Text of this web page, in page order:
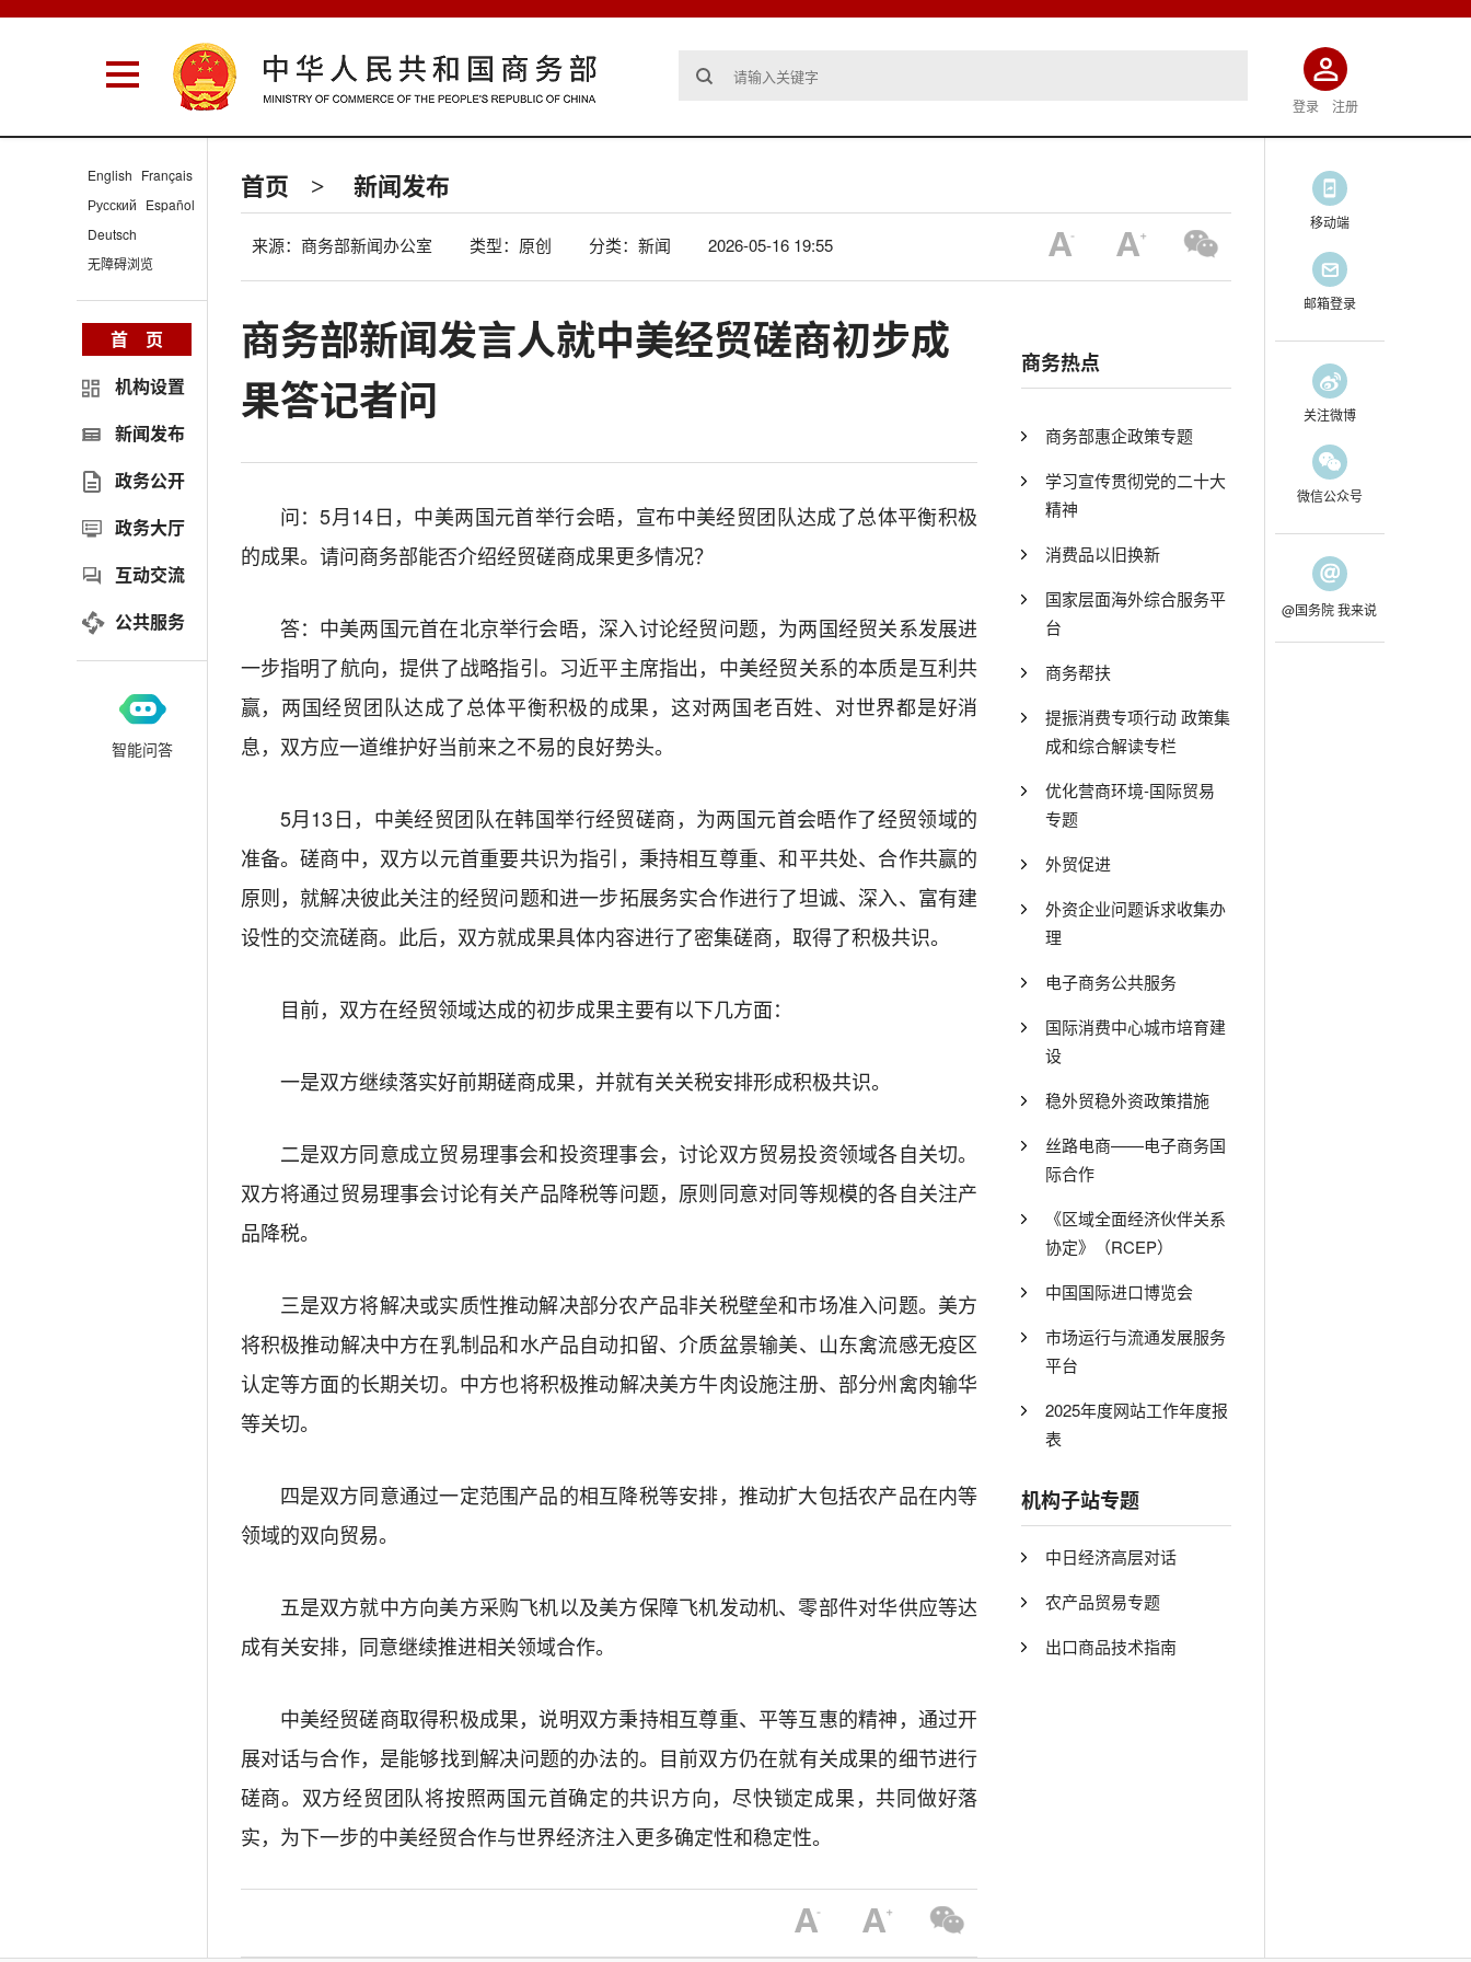
登录 注册
首页 > 新闻发布
来源：商务部新闻办公室 类型：原创 分类：新闻 2026-05-16 19:55
商务部新闻发言人就中美经贸磋商初步成
果答记者问
问：5月14日，中美两国元首举行会晤，宣布中美经贸团队达成了总体平衡积极
的成果。请问商务部能否介绍经贸磋商成果更多情况？
答：中美两国元首在北京举行会晤，深入讨论经贸问题，为两国经贸关系发展进
一步指明了航向，提供了战略指引。习近平主席指出，中美经贸关系的本质是互利共
赢，两国经贸团队达成了总体平衡积极的成果，这对两国老百姓、对世界都是好消
息，双方应一道维护好当前来之不易的良好势头。
5月13日，中美经贸团队在韩国举行经贸磋商，为两国元首会晤作了经贸领域的
准备。磋商中，双方以元首重要共识为指引，秉持相互尊重、和平共处、合作共赢的
原则，就解决彼此关注的经贸问题和进一步拓展务实合作进行了坦诚、深入、富有建
设性的交流磋商。此后，双方就成果具体内容进行了密集磋商，取得了积极共识。
目前，双方在经贸领域达成的初步成果主要有以下几方面：
一是双方继续落实好前期磋商成果，并就有关关税安排形成积极共识。
二是双方同意成立贸易理事会和投资理事会，讨论双方贸易投资领域各自关切。
双方将通过贸易理事会讨论有关产品降税等问题，原则同意对同等规模的各自关注产
品降税。
三是双方将解决或实质性推动解决部分农产品非关税壁垒和市场准入问题。美方
将积极推动解决中方在乳制品和水产品自动扣留、介质盆景输美、山东禽流感无疫区
认定等方面的长期关切。中方也将积极推动解决美方牛肉设施注册、部分州禽肉输华
等关切。
四是双方同意通过一定范围产品的相互降税等安排，推动扩大包括农产品在内等
领域的双向贸易。
五是双方就中方向美方采购飞机以及美方保障飞机发动机、零部件对华供应等达
成有关安排，同意继续推进相关领域合作。
中美经贸磋商取得积极成果，说明双方秉持相互尊重、平等互惠的精神，通过开
展对话与合作，是能够找到解决问题的办法的。目前双方仍在就有关成果的细节进行
磋商。双方经贸团队将按照两国元首确定的共识方向，尽快锁定成果，共同做好落
实，为下一步的中美经贸合作与世界经济注入更多确定性和稳定性。
商务热点
商务部惠企政策专题
学习宣传贯彻党的二十大
精神
消费品以旧换新
国家层面海外综合服务平
台
商务帮扶
提振消费专项行动 政策集
成和综合解读专栏
优化营商环境-国际贸易
专题
外贸促进
外资企业问题诉求收集办
理
电子商务公共服务
国际消费中心城市培育建
设
稳外贸稳外资政策措施
丝路电商——电子商务国
际合作
《区域全面经济伙伴关系
协定》（RCEP）
中国国际进口博览会
市场运行与流通发展服务
平台
2025年度网站工作年度报
表
机构子站专题
中日经济高层对话
农产品贸易专题
出口商品技术指南
English Français
Русский Español
Deutsch
无障碍浏览
首 页
机构设置
新闻发布
政务公开
政务大厅
互动交流
公共服务
智能问答
移动端
邮箱登录
关注微博
微信公众号
@国务院 我来说